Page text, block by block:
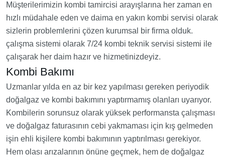
Müşterilerimizin kombi tamircisi arayışlarına her zaman en
hızlı müdahale eden ve daima en yakın kombi servisi olarak
sizlerin problemlerini çözen kurumsal bir firma olduk.
çalışma sistemi olarak 7/24 kombi teknik servisi sistemi ile
çalışarak her daim hazır ve hizmetinizdeyiz.
Kombi Bakımı
Uzmanlar yılda en az bir kez yapılması gereken periyodik
doğalgaz ve kombi bakımını yaptırmamış olanları uyarıyor.
Kombilerin sorunsuz olarak yüksek performansta çalışması
ve doğalgaz faturasının cebi yakmaması için kış gelmeden
işin ehli kişilere kombi bakımının yaptırılması gerekiyor.
Hem olası arızalarının önüne geçmek, hem de doğalgaz